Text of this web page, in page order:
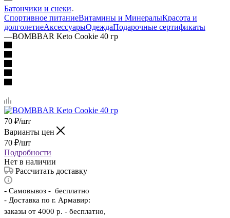
Батончики и снеки
Спортивное питаниеВитамины и МинералыКрасота и
долголетиеАксессуарыОдеждаПодарочные сертификаты
—BOMBBAR Keto Cookie 40 гр
70 ₽/шт
Варианты цен
70 ₽/шт
Подробности
Нет в наличии
Рассчитать доставку
- Самовывоз - бесплатно
- Доставка по г. Армавир:
заказы от 4000 р. - бесплатно,